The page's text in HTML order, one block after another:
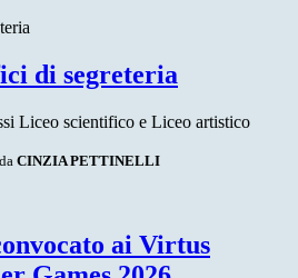
di segreteria
Liceo scientifico e Liceo artistico
CINZIA PETTINELLI
ai Virtus